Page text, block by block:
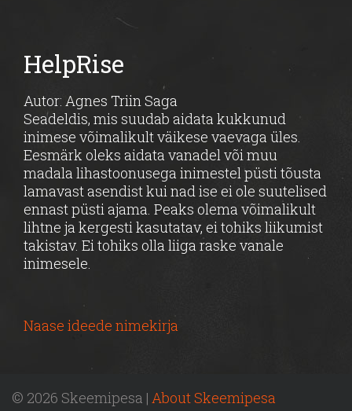
HelpRise
Autor: Agnes Triin Saga
Seadeldis, mis suudab aidata kukkunud
inimese võimalikult väikese vaevaga üles.
Eesmärk oleks aidata vanadel või muu
madala lihastoonusega inimestel püsti tõusta
lamavast asendist kui nad ise ei ole suutelised
ennast püsti ajama. Peaks olema võimalikult
lihtne ja kergesti kasutatav, ei tohiks liikumist
takistav. Ei tohiks olla liiga raske vanale
inimesele.
Naase ideede nimekirja
© 2026 Skeemipesa | About Skeemipesa